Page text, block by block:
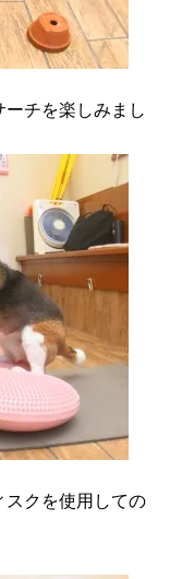
チを楽しみまし
スクを使用しての